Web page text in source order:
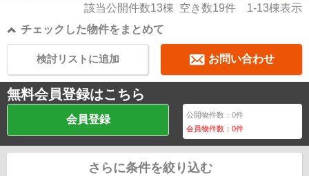
該当公開件数13棟 空き数19件 1-13棟表示
チェックした物件をまとめて
お問い合わせ
検討リストに追加
無料会員登録はこちら
会員登録 公開物件数：0件
会員物件数：0件
さらに条件を絞り込む